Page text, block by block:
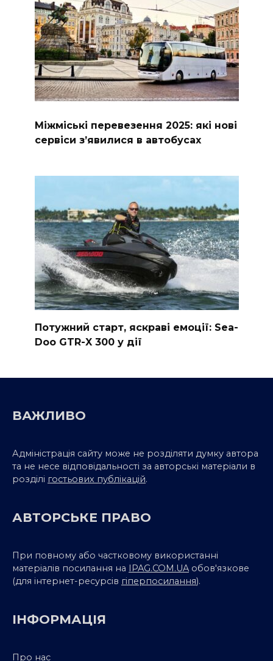
Міжміські перевезення 2025: які нові
сервіси з’явилися в автобусах
Потужний старт, яскраві емоції: Sea-
Doo GTR-X 300 у дії
ВАЖЛИВО
Адміністрація сайту може не розділяти думку автора
та не несе відповідальності за авторські матеріали в
розділі гостьових публікацій.
АВТОРСЬКЕ ПРАВО
При повному або частковому використанні
матеріалів посилання на IPAG.COM.UA обов'язкове
(для інтернет-ресурсів гіперпосилання).
ІНФОРМАЦІЯ
Про нас